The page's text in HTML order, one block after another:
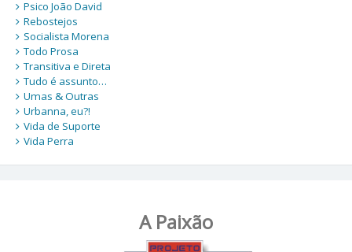
Psico João David
Rebostejos
Socialista Morena
Todo Prosa
Transitiva e Direta
Tudo é assunto…
Umas & Outras
Urbanna, eu?!
Vida de Suporte
Vida Perra
A Paixão